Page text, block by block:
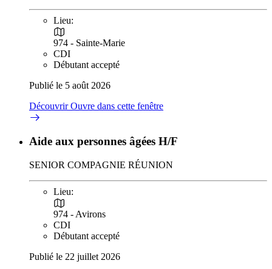
Lieu:
974 - Sainte-Marie
CDI
Débutant accepté
Publié le 5 août 2026
DécouvrirOuvre dans cette fenêtre
Aide aux personnes âgées H/F
SENIOR COMPAGNIE RÉUNION
Lieu:
974 - Avirons
CDI
Débutant accepté
Publié le 22 juillet 2026